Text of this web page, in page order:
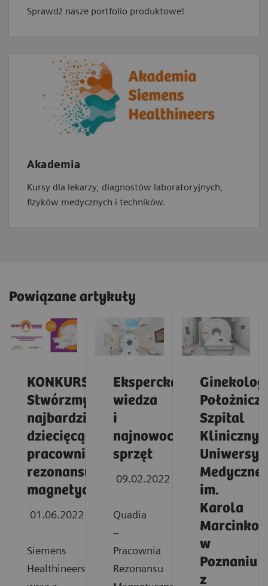
Sprawdź nasze portfolio produktowe!
Akademia
Kursy dla lekarzy, diagnostów laboratoryjnych,
fizyków medycznych i techników.
Powiązane artykuły
KONKURS:
Stwórzmy
najbardziej
dziecięcą
pracownię
rezonansu
magnetycznego
01.06.2022
Siemens
Healthineers
Ekspercka
wiedza
i
najnowocześniejszy
sprzęt
09.02.2022
Quadia
–
Pracownia
Rezonansu
Położniczy
Szpital
Kliniczny
im.
Karola
w
Poznaniu
z